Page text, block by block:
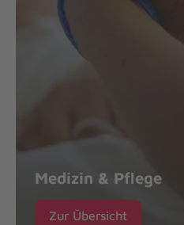
Medizin & Pflege
Zur Übersicht